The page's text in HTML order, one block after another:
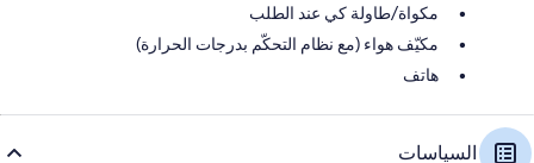
مكواة/طاولة كي عند الطلب
مكيّف هواء (مع نظام التحكّم بدرجات الحرارة)
هاتف
السياسات